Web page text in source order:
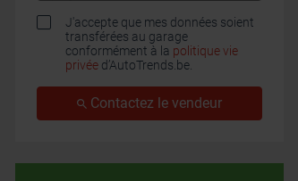
J'accepte que mes données soient
transférées au garage
conformément à la politique vie
privée d’AutoTrends.be.
Contactez le vendeur